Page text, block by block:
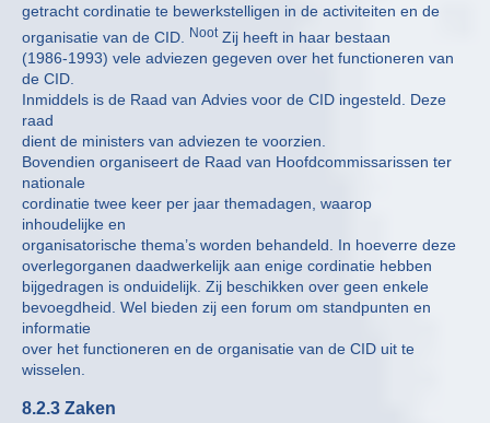
getracht cordinatie te bewerkstelligen in de activiteiten en de
organisatie van de CID.
NootZij heeft in haar bestaan
(1986-1993) vele adviezen gegeven over het functioneren van
de CID.
Inmiddels is de Raad van Advies voor de CID ingesteld. Deze
raad
dient de ministers van adviezen te voorzien.
Bovendien organiseert de Raad van Hoofdcommissarissen ter
nationale
cordinatie twee keer per jaar themadagen, waarop
inhoudelijke en
organisatorische thema’s worden behandeld. In hoeverre deze
overlegorganen daadwerkelijk aan enige cordinatie hebben
bijgedragen is onduidelijk. Zij beschikken over geen enkele
bevoegdheid. Wel bieden zij een forum om standpunten en
informatie
over het functioneren en de organisatie van de CID uit te
wisselen.
8.2.3 Zaken